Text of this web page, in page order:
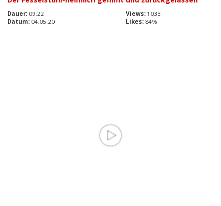
Dauer: 09:22 Views: 1033
Datum: 04.05.20 Likes: 84%